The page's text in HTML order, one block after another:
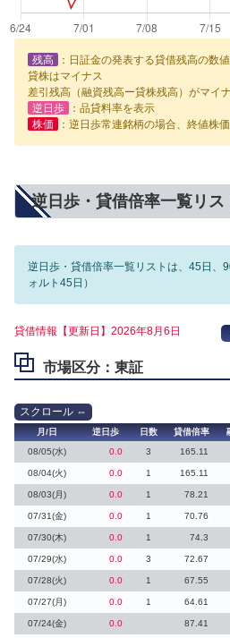
残高
：日証金の発表する貸借残高の数
貸株はマイナス
差引残高（融資残高ー貸株残高）がマイ
逆日歩
：品貸料率を表示
株価
：逆日歩常連銘柄の場合、終値株
逆日歩・貸借倍率一覧リス
逆日歩・貸借倍率一覧リストは、45日、
ォルト45日）
貸借情報【更新日】2026年8月6日
市場区分：東証
月/日 逆日歩 日数 貸借倍率
08/05(水)
0.0 3 165.11
08/04(火) 0.0 1 165.11
08/03(月) 0.0 1 78.21
07/31(金) 0.0 1 70.76
07/30(木) 0.0 1 74.3
07/29(水) 0.0 3 72.67
07/28(火) 0.0 1 67.55
07/27(月) 0.0 1 64.61
07/24(金) 0.0 87.41